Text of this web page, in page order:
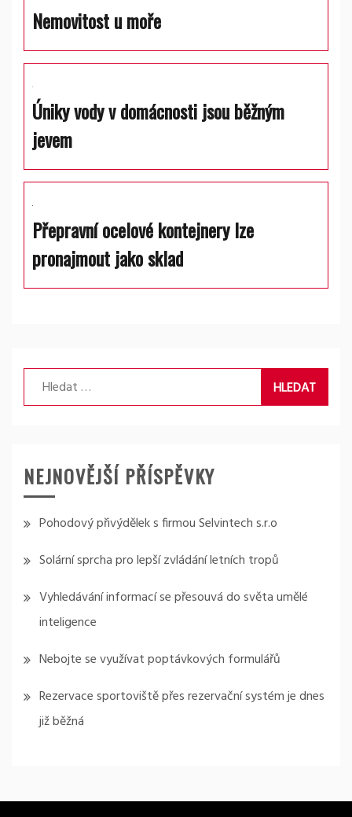
Nemovitost u moře
Úniky vody v domácnosti jsou běžným
jevem
Přepravní ocelové kontejnery lze
pronajmout jako sklad
Vyhledávání
NEJNOVĚJŠÍ PŘÍSPĚVKY
Pohodový přivýdělek s firmou Selvintech s.r.o
Solární sprcha pro lepší zvládání letních tropů
Vyhledávání informací se přesouvá do světa umělé
inteligence
Nebojte se využívat poptávkových formulářů
Rezervace sportoviště přes rezervační systém je dnes
již běžná